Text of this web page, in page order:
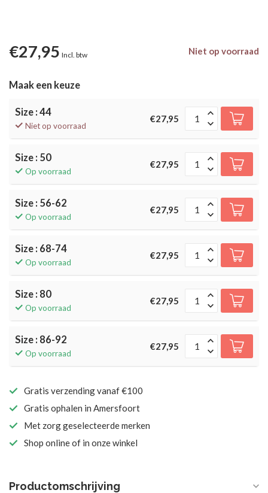
€27,95 Incl. btw Niet op voorraad
Maak een keuze
Size : 44
Niet op voorraad
€27,95
Size : 50
Op voorraad
€27,95
Size : 56-62
Op voorraad
€27,95
Size : 68-74
Op voorraad
€27,95
Size : 80
Op voorraad
€27,95
Size : 86-92
Op voorraad
€27,95
Gratis verzending vanaf €100
Gratis ophalen in Amersfoort
Met zorg geselecteerde merken
Shop online of in onze winkel
Productomschrijving